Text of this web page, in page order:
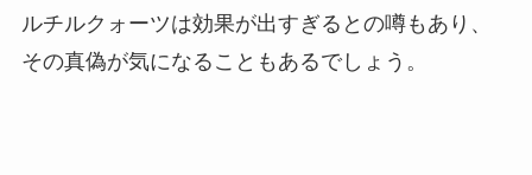
ルチルクォーツは効果が出すぎるとの噂もあり、
その真偽が気になることもあるでしょう。